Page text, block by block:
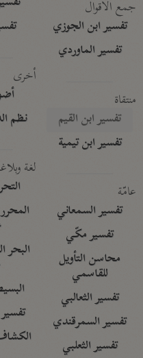
جمع الأقوال
تفسير ابن الجوزي
تفسير الماوردي
منتقاة
تفسير ابن القيم
تفسير ابن تيمية
عامّة
تفسير السمعاني
تفسير مكّي
محاسن التأويل
للقاسمي
تفسير الثعالبي
تفسير السمرقندي
تفسير الثعلبي
أخرى
نظم
لغة
البحر